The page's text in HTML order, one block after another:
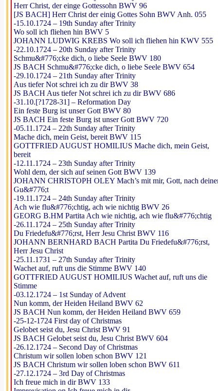
Herr Christ, der einge Gottessohn BWV 96
[JS BACH] Herr Christ der einig Gottes Sohn BWV Anh. 055
-15.10.1724 – 19th Sunday after Trinity
Wo soll ich fliehen hin BWV 5
JOHANN LUDWIG KREBS Wo soll ich fliehen hin KWV 555
-22.10.1724 – 20th Sunday after Trinity
Schmu&#776;cke dich, o liebe Seele BWV 180
JS BACH Schmu&#776;cke dich, o liebe Seele BWV 654
-29.10.1724 – 21th Sunday after Trinity
Aus tiefer Not schrei ich zu dir BWV 38
JS BACH Aus tiefer Not schrei ich zu dir BWV 686
-31.10.[?1728-31] – Reformation Day
Ein feste Burg ist unser Gott BWV 80
JS BACH Ein feste Burg ist unser Gott BWV 720
-05.11.1724 – 22th Sunday after Trinity
Mache dich, mein Geist, bereit BWV 115
GOTTFRIED AUGUST HOMILIUS Mache dich, mein Geist,
bereit
-12.11.1724 – 23th Sunday after Trinity
Wohl dem, der sich auf seinen Gott BWV 139
JOHANN CHRISTOPH OLEY Mach’s mit mir, Gott, nach
Gu&#776;t
-19.11.1724 – 24th Sunday after Trinity
Ach wie flu&#776;chtig, ach wie nichtig BWV 26
GEORG B.HM Partita Ach wie nichtig, ach wie flu&#776;chtig
-26.11.1724 – 25th Sunday after Trinity
Du Friedefu&#776;rst, Herr Jesu Christ BWV 116
JOHANN BERNHARD BACH Partita Du Friedefu&#776;rst,
Herr Jesu Christ
-25.11.1731 – 27th Sunday after Trinity
Wachet auf, ruft uns die Stimme BWV 140
GOTTFRIED AUGUST HOMILIUS Wachet auf, ruft uns die
Stimme
-03.12.1724 – 1st Sunday of Advent
Nun komm, der Heiden Heiland BWV 62
JS BACH Nun komm, der Heiden Heiland BWV 659
-25-12-1724 First day of Christmas
Gelobet seist du, Jesu Christ BWV 91
JS BACH Gelobet seist du, Jesu Christ BWV 604
-26.12.1724 – Second Day of Christmas
Christum wir sollen loben schon BWV 121
JS BACH Christum wir sollen loben schon BWV 611
-27.12.1724 – 3rd Day of Christmas
Ich freue mich in dir BWV 133